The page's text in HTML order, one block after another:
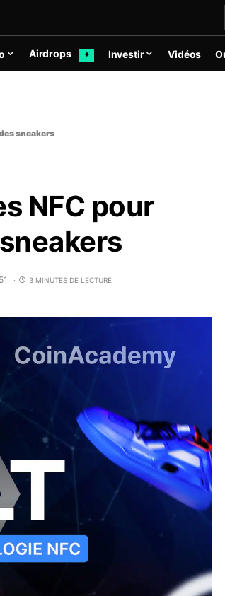
Airdrops ✦ Investir Vidéos
sneakers
NFC pour
3 MINUTES DE LECTURE